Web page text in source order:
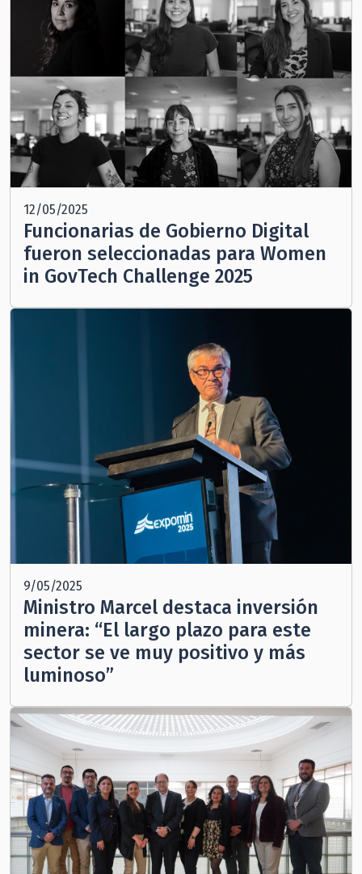
12/05/2025
Funcionarias de Gobierno Digital
fueron seleccionadas para Women
in GovTech Challenge 2025
9/05/2025
Ministro Marcel destaca inversión
minera: “El largo plazo para este
sector se ve muy positivo y más
luminoso”